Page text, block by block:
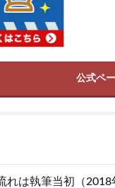
公式ペ
れは執筆当初（